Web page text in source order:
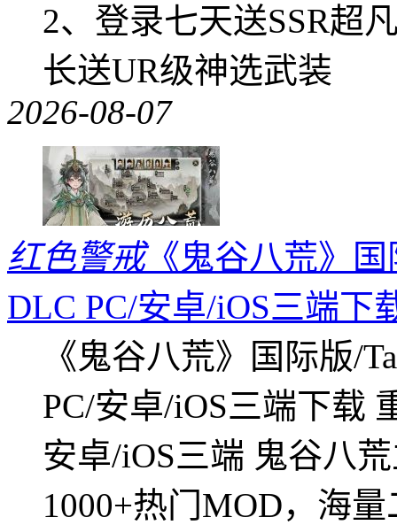
2、登录七天送SSR超
长送UR级神选武装
2026-08-07
红色警戒《鬼谷八荒》国
DLC PC/安卓/iOS三端下
《鬼谷八荒》国际版/
PC/安卓/iOS三端下载
安卓/iOS三端 鬼谷八
1000+热门MOD，海